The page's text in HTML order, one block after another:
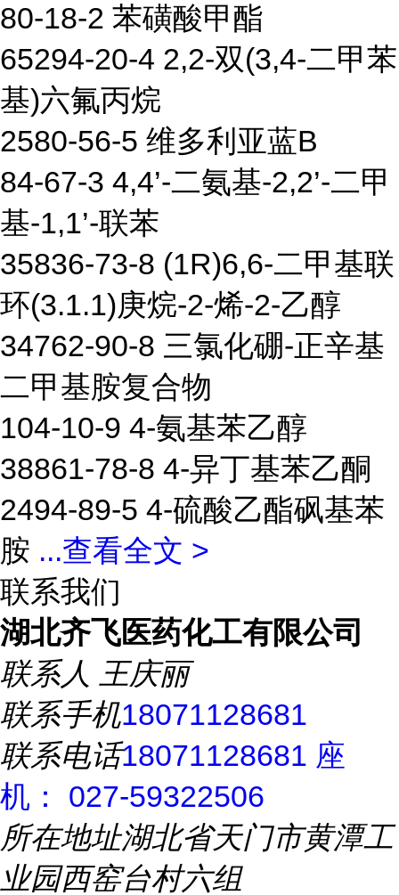
80-18-2 苯磺酸甲酯
65294-20-4 2,2-双(3,4-二甲苯
基)六氟丙烷
2580-56-5 维多利亚蓝B
84-67-3 4,4’-二氨基-2,2’-二甲
基-1,1’-联苯
35836-73-8 (1R)6,6-二甲基联
环(3.1.1)庚烷-2-烯-2-乙醇
34762-90-8 三氯化硼-正辛基
二甲基胺复合物
104-10-9 4-氨基苯乙醇
38861-78-8 4-异丁基苯乙酮
2494-89-5 4-硫酸乙酯砜基苯
胺 ...查看全文 >
联系我们
湖北齐飞医药化工有限公司
联系人 王庆丽
联系手机18071128681
联系电话18071128681 座
机： 027-59322506
所在地址湖北省天门市黄潭工
业园西窑台村六组